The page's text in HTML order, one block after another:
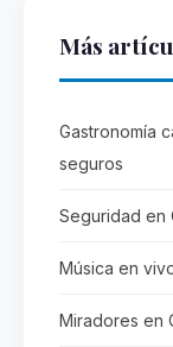
Más
Gastronomía
seguros
Seguridad en
Música en
Miradores en